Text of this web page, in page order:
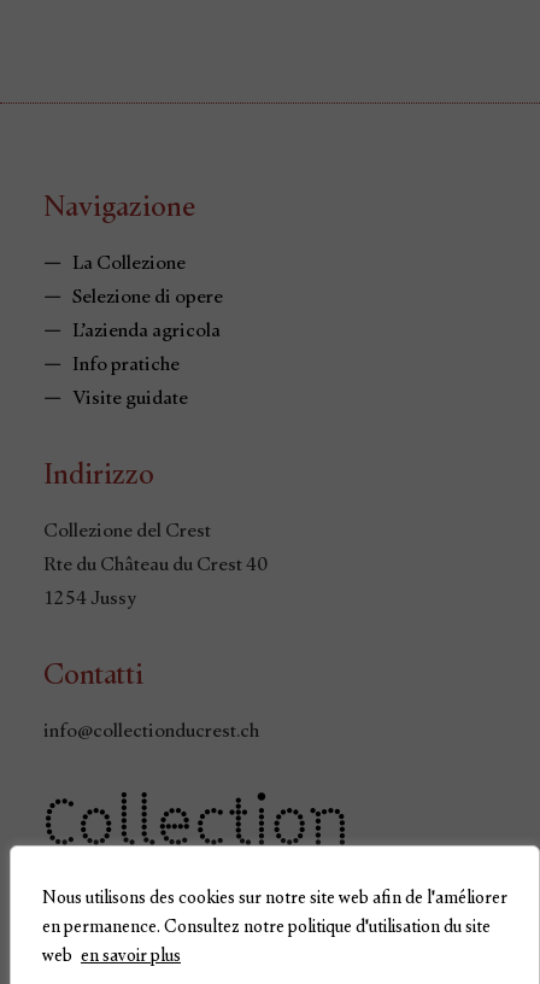
Nous utilisons des cookies sur notre site web afin de l'améliorer
en permanence. Consultez notre politique d'utilisation du site
web en savoir plus
Navigazione
La Collezione
Selezione di opere
L’azienda agricola
Info pratiche
Visite guidate
Indirizzo
Collezione del Crest
Rte du Château du Crest 40
1254 Jussy
Contatti
info@collectionducrest.ch
Politica sulla privacy